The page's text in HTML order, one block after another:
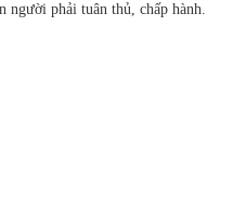
người phải tuân thủ, chấp hành.